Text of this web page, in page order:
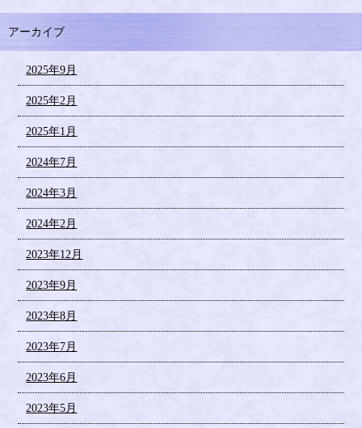
アーカイブ
2025年9月
2025年2月
2025年1月
2024年7月
2024年3月
2024年2月
2023年12月
2023年9月
2023年8月
2023年7月
2023年6月
2023年5月